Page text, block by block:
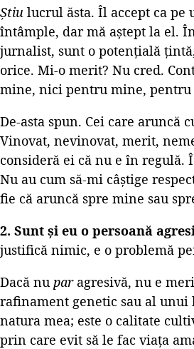
Știu lucrul ăsta. Îl accept ca pe
întâmple, dar mă aștept la el.
jurnalist, sunt o potențială
orice. Mi-o merit? Nu cred.
mine, nici pentru mine, pentru
De-asta spun. Cei care aruncă
Vinovat, nevinovat, merit,
consideră ei că nu e în regulă.
Nu au cum să-mi câștige
fie că aruncă spre mine sau
2. Sunt și eu o persoană
justifică nimic, e o problemă
Dacă nu paragresivă, nu e
rafinament genetic sau al
natura mea; este o calitate
prin care evit să le fac viața